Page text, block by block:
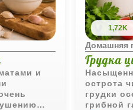
и
1,72K
Домашняя
Грудка
острота
грудки
грибной